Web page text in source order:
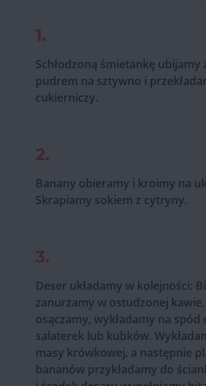
1.
Schłodzoną śmietankę ubijamy
pudrem na sztywno i
cukierniczy.
2.
Banany obieramy i kroimy na
Skrapiamy sokiem z cytryny.
3.
Deser układamy w kolejności:
zanurzamy w ostudzonej
osączamy, wykładamy na spód
salaterek lub kubków.
masy krówkowej, a następnie
bananów przykładamy do